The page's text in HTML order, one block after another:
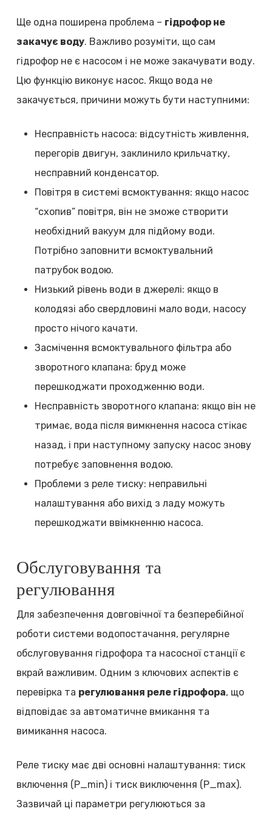
Ще одна поширена проблема – гідрофор не
закачує воду. Важливо розуміти, що сам
гідрофор не є насосом і не може закачувати воду.
Цю функцію виконує насос. Якщо вода не
закачується, причини можуть бути наступними:
Несправність насоса: відсутність живлення,
перегорів двигун, заклинило крильчатку,
несправний конденсатор.
Повітря в системі всмоктування: якщо насос
“схопив” повітря, він не зможе створити
необхідний вакуум для підйому води.
Потрібно заповнити всмоктувальний
патрубок водою.
Низький рівень води в джерелі: якщо в
колодязі або свердловині мало води, насосу
просто нічого качати.
Засмічення всмоктувального фільтра або
зворотного клапана: бруд може
перешкоджати проходженню води.
Несправність зворотного клапана: якщо він не
тримає, вода після вимкнення насоса стікає
назад, і при наступному запуску насос знову
потребує заповнення водою.
Проблеми з реле тиску: неправильні
налаштування або вихід з ладу можуть
перешкоджати ввімкненню насоса.
Обслуговування та
регулювання
Для забезпечення довговічної та безперебійної
роботи системи водопостачання, регулярне
обслуговування гідрофора та насосної станції є
вкрай важливим. Одним з ключових аспектів є
перевірка та регулювання реле гідрофора, що
відповідає за автоматичне вмикання та
вимикання насоса.
Реле тиску має дві основні налаштування: тиск
включення (P_min) і тиск виключення (P_max).
Зазвичай ці параметри регулюються за